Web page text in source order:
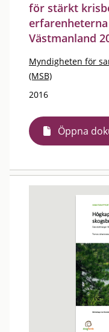
för stärkt
Västmanland
Myndigheten för
(MSB)
2016
Öppna